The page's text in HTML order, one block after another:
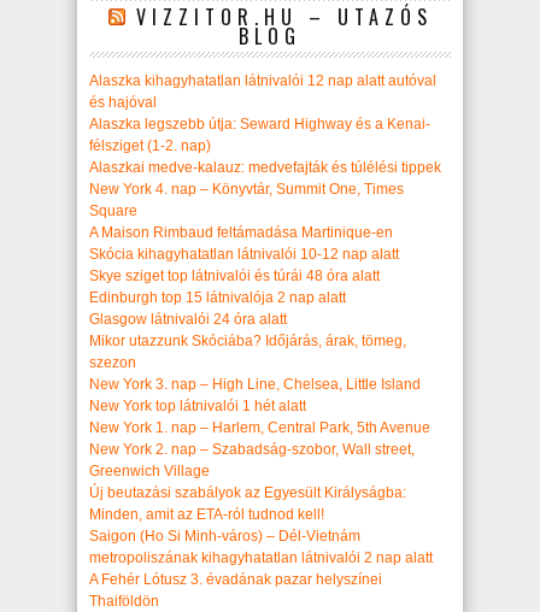
VIZZITOR.HU – UTAZÓS
BLOG
Alaszka kihagyhatatlan látnivalói 12 nap alatt autóval
és hajóval
Alaszka legszebb útja: Seward Highway és a Kenai-
félsziget (1-2. nap)
Alaszkai medve-kalauz: medvefajták és túlélési tippek
New York 4. nap – Könyvtár, Summit One, Times
Square
A Maison Rimbaud feltámadása Martinique-en
Skócia kihagyhatatlan látnivalói 10-12 nap alatt
Skye sziget top látnivalói és túrái 48 óra alatt
Edinburgh top 15 látnivalója 2 nap alatt
Glasgow látnivalói 24 óra alatt
Mikor utazzunk Skóciába? Időjárás, árak, tömeg,
szezon
New York 3. nap – High Line, Chelsea, Little Island
New York top látnivalói 1 hét alatt
New York 1. nap – Harlem, Central Park, 5th Avenue
New York 2. nap – Szabadság-szobor, Wall street,
Greenwich Village
Új beutazási szabályok az Egyesült Királyságba:
Minden, amit az ETA-ról tudnod kell!
Saigon (Ho Si Minh-város) – Dél-Vietnám
metropoliszának kihagyhatatlan látnivalói 2 nap alatt
A Fehér Lótusz 3. évadának pazar helyszínei
Thaiföldön